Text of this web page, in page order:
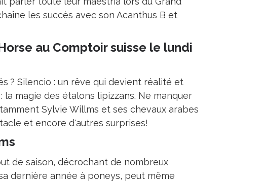
les succès avec son Acanthus B et
au Comptoir suisse le lundi
? Silencio : un rêve qui devient réalité et
la magie des étalons lipizzans. Ne manquer
Sylvie Willms et ses chevaux arabes
et encore d'autres surprises!
de saison, décrochant de nombreux
dernière année à poneys, peut même